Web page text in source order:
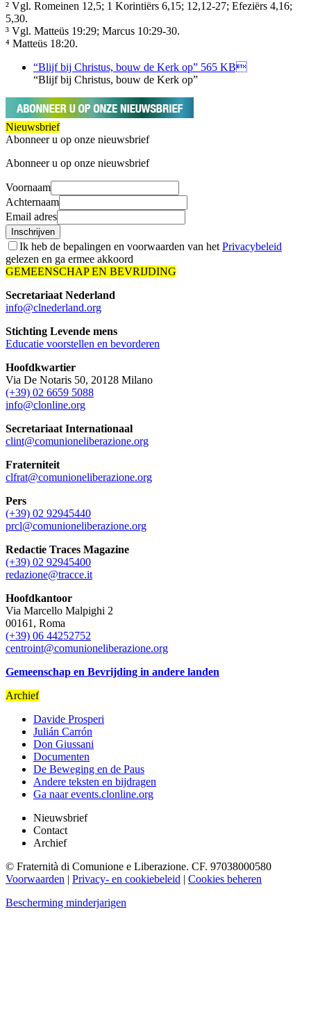
² Vgl. Romeinen 12,5; 1 Korintiërs 6,15; 12,12-27; Efeziërs 4,16;
5,30.
³ Vgl. Matteüs 19:29; Marcus 10:29-30.
⁴ Matteüs 18:20.
“Blijf bij Christus, bouw de Kerk op” 565 KB
“Blijf bij Christus, bouw de Kerk op”
Nieuwsbrief
Abonneer u op onze nieuwsbrief
Abonneer u op onze nieuwsbrief
Voornaam
Achternaam
Email adres
Inschrijven
Ik heb de bepalingen en voorwaarden van het Privacybeleid
gelezen en ga ermee akkoord
GEMEENSCHAP EN BEVRIJDING
Secretariaat Nederland
info@clnederland.org
Stichting Levende mens
Educatie voorstellen en bevorderen
Hoofdkwartier
Via De Notaris 50, 20128 Milano
(+39) 02 6659 5088
info@clonline.org
Secretariaat Internationaal
clint@comunioneliberazione.org
Fraterniteit
clfrat@comunioneliberazione.org
Pers
(+39) 02 92945440
prcl@comunioneliberazione.org
Redactie Traces Magazine
(+39) 02 92945400
redazione@tracce.it
Hoofdkantoor
Via Marcello Malpighi 2
00161, Roma
(+39) 06 44252752
centroint@comunioneliberazione.org
Gemeenschap en Bevrijding in andere landen
Archief
Davide Prosperi
Julián Carrón
Don Giussani
Documenten
De Beweging en de Paus
Andere teksten en bijdragen
Ga naar events.clonline.org
Nieuwsbrief
Contact
Archief
© Fraternità di Comunione e Liberazione. CF. 97038000580
Voorwaarden | Privacy- en cookiebeleid | Cookies beheren
Bescherming minderjarigen